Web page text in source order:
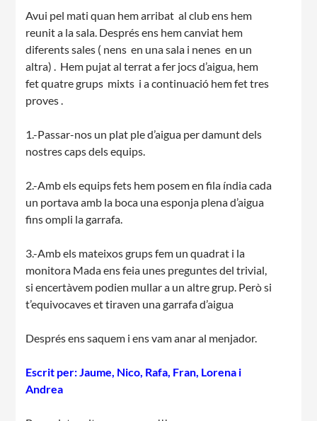
Avui pel mati quan hem arribat al club ens hem
reunit a la sala. Després ens hem canviat hem
diferents sales ( nens en una sala i nenes en un
altra) . Hem pujat al terrat a fer jocs d’aigua, hem
fet quatre grups mixts i a continuació hem fet tres
proves .
1.-Passar-nos un plat ple d’aigua per damunt dels
nostres caps dels equips.
2.-Amb els equips fets hem posem en fila índia cada
un portava amb la boca una esponja plena d’aigua
fins ompli la garrafa.
3.-Amb els mateixos grups fem un quadrat i la
monitora Mada ens feia unes preguntes del trivial,
si encertàvem podien mullar a un altre grup. Però si
t’equivocaves et tiraven una garrafa d’aigua
Després ens saquem i ens vam anar al menjador.
Escrit per: Jaume, Nico, Rafa, Fran, Lorena i
Andrea
SUPORT TERCER SECTOR
CONEIX FUNDESPLAI
L'equip
Missió i valors
Memòria d'activitats
Proposta educativa